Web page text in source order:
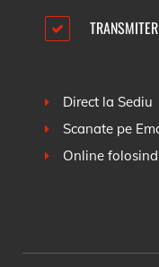
Direct la Sediu
Scanate pe
Online folosind